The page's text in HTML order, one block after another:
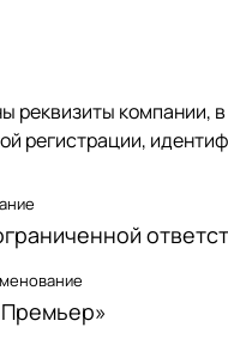
реквизиты компании,
регистрации,